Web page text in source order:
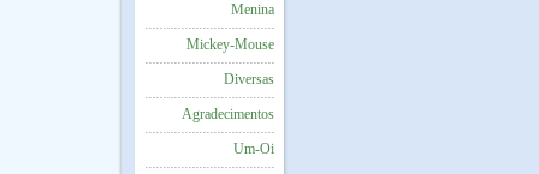
Menina
Mickey-Mouse
Diversas
Agradecimentos
Um-Oi